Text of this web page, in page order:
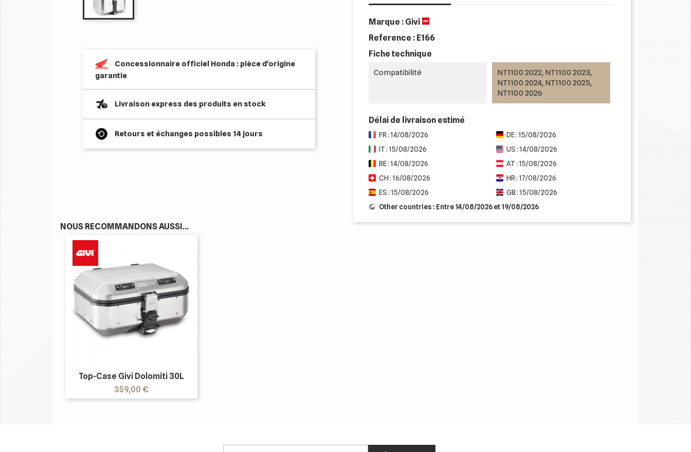
Concessionnaire officiel Honda : pièce d'origine
garantie
Livraison express des produits en stock
Retours et échanges possibles 14 jours
Marque : Givi
Reference : E166
Fiche technique
Compatibilité
NT1100 2022, NT1100 2023,
NT1100 2024, NT1100 2025,
NT1100 2026
Délai de livraison estimé
FR : 14/08/2026
DE : 15/08/2026
IT : 15/08/2026
US : 14/08/2026
BE : 14/08/2026
AT : 15/08/2026
CH : 16/08/2026
HR : 17/08/2026
ES : 15/08/2026
GB : 15/08/2026
Other countries : Entre 14/08/2026 et 19/08/2026
NOUS RECOMMANDONS AUSSI...
Top-Case Givi Dolomiti 30L
Prix
359,00 €